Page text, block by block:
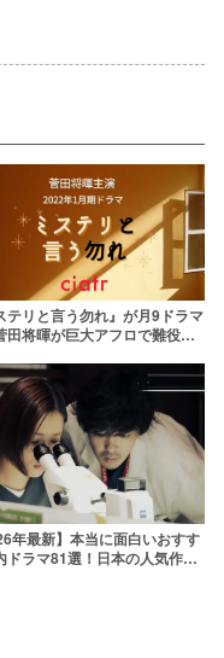
テリと言う勿れ』が月9ドラマ
田将暉が巨大アフロで難役に
年最新】本当に面白いおすす
ドラマ81選！日本の人気作品